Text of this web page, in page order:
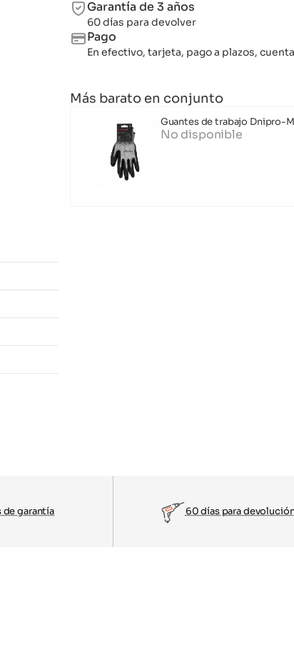
Garantía de 3 años
60 días para devolver
Pago
En efectivo, tarjeta, pago a plazos,
Más barato en conjunto
Guantes de trabajo Dnipro-
No disponible
de garantía 60 días para